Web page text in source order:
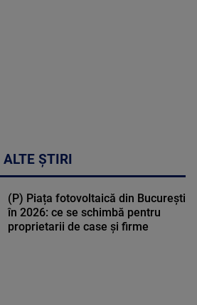
ALTE ȘTIRI
(P) Piața fotovoltaică din București
în 2026: ce se schimbă pentru
proprietarii de case și firme